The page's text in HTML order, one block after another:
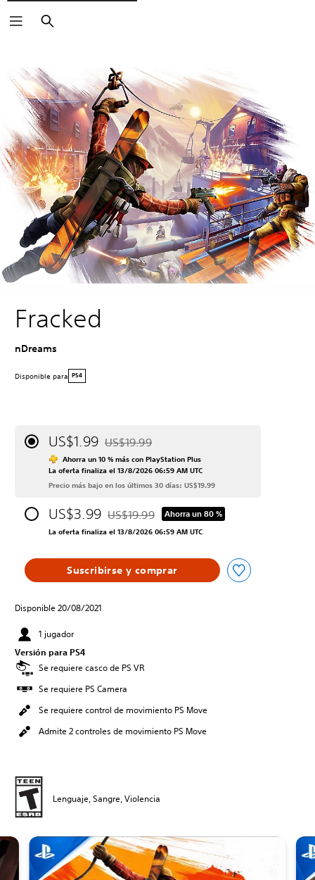
Buscar
Fracked
nDreams
Disponible para PS4
US$1.99 Rebajado del precio original de US$19.99
US$19.99
Ahorra un 10 % más con PlayStation Plus
La oferta finaliza el 13/8/2026 06:59 AM UTC
Precio más bajo en los últimos 30 días: US$19.99
US$3.99 Rebajado del precio original de US$19.99
US$19.99 Ahorra un 80 %
La oferta finaliza el 13/8/2026 06:59 AM UTC
Suscribirse y comprar
Disponible 20/08/2021
1 jugador
Versión para PS4
Se requiere casco de PS VR
Se requiere PS Camera
Se requiere control de movimiento PS Move
Admite 2 controles de movimiento PS Move
Lenguaje, Sangre, Violencia